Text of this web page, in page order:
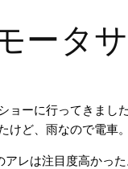
ータ
ョーに行ってきました
けど、雨なので電車。
レは注目度高かった